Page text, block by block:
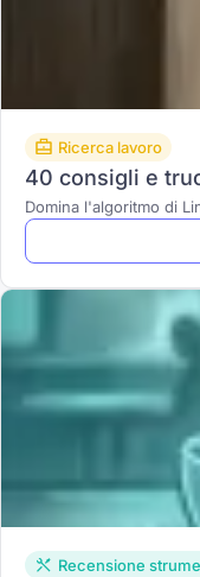
Ricerca lavoro
40 consigli e
Domina l'algoritmo di
Recensione